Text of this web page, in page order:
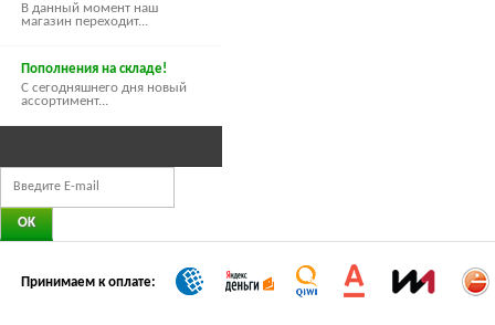
В данный момент наш
магазин переходит...
Пополнения на складе!
С сегодняшнего дня новый
ассортимент...
Принимаем к оплате: